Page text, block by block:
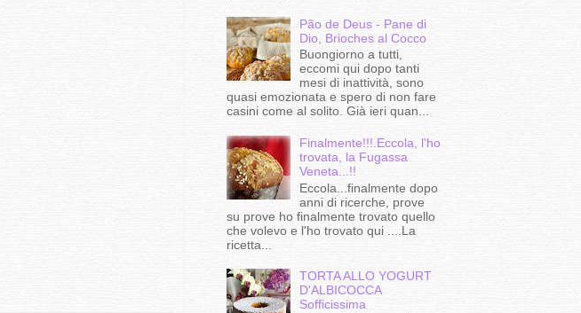
Pão de Deus - Pane di
Dio, Brioches al Cocco
Buongiorno a tutti,
eccomi qui dopo tanti
mesi di inattività, sono
quasi emozionata e spero di non fare
casini come al solito. Già ieri quan...
Finalmente!!!.Eccola, l'ho
trovata, la Fugassa
Veneta...!!
Eccola...finalmente dopo
anni di ricerche, prove
su prove ho finalmente trovato quello
che volevo e l'ho trovato qui ....La
ricetta...
TORTA ALLO YOGURT
D'ALBICOCCA
Sofficissima